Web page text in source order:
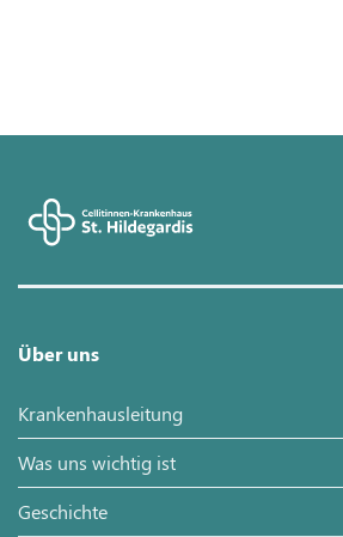
Über uns
Krankenhausleitung
Was uns wichtig ist
Geschichte